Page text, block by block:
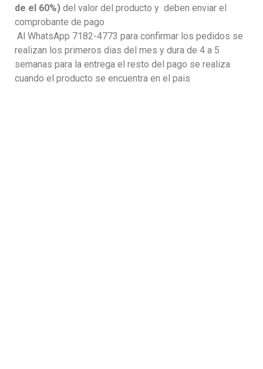
de el 60%) del valor del producto y deben enviar el
comprobante de pago
Al WhatsApp 7182-4773 para confirmar los pedidos se
realizan los primeros dias del mes y dura de 4 a 5
semanas para la entrega el resto del pago se realiza
cuando el producto se encuentra en el pais